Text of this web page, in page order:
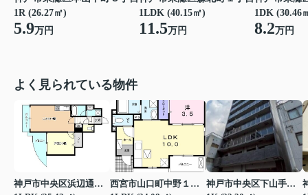
1R (26.27㎡)
5.9万円
1LDK (40.15㎡)
11.5万円
1DK (30.46
8.2万円
よく見られている物件
神戸市中央区浜辺通３丁目
西宮市山口町中野１丁目
神戸市中央区下山手通７丁目